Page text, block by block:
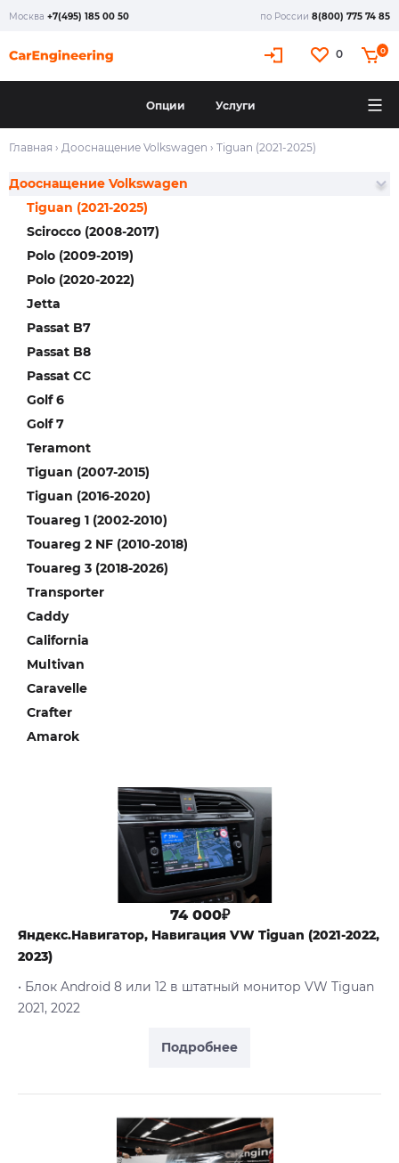
Москва +7(495) 185 00 50 по России 8(800) 775 74 85
0 0
Опции Услуги
Главная › Дооснащение Volkswagen › Tiguan (2021-2025)
Дооснащение Volkswagen
Amarok
Scirocco (2008-2017)
Polo (2009-2019)
Polo (2020-2022)
Jetta
Passat B7
Passat B8
Passat CC
Golf 6
Golf 7
Teramont
Tiguan (2007-2015)
Tiguan (2016-2020)
Tiguan (2021-2025)
Touareg 1 (2002-2010)
Touareg 2 NF (2010-2018)
Touareg 3 (2018-2026)
Transporter
Caddy
California
Multivan
Caravelle
Crafter
Подробнее
74 000₽
Яндекс.Навигатор, Навигация VW Tiguan (2021-2022,
2023)
• Блок Android 8 или 12 в штатный монитор VW Tiguan
2021, 2022